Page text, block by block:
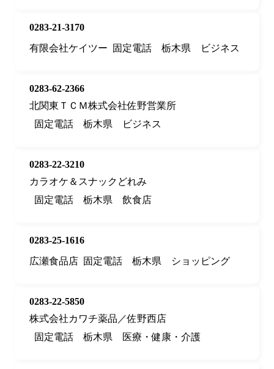
0283-21-3170
有限会社ケイツー
固定電話 栃木県 ビジネス
0283-62-2366
北関東ＴＣＭ株式会社佐野営業所
固定電話
栃木県 ビジネス
0283-22-3210
カラオケ＆スナックどれみ
固定電話
栃木県 飲食店
0283-25-1616
広瀬食品店 固定電話 栃木県 ショッピング
0283-22-5850
株式会社カワチ薬品／佐野西店
固定電話
栃木県 医療・健康・介護